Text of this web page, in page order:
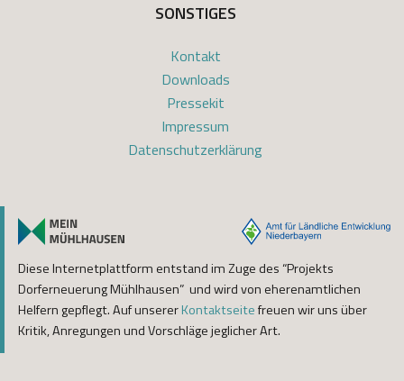
SONSTIGES
Kontakt
Downloads
Pressekit
Impressum
Datenschutzerklärung
Diese Internetplattform entstand im Zuge des “Projekts
Dorferneuerung Mühlhausen” und wird von eherenamtlichen
Helfern gepflegt. Auf unsererKontaktseitefreuen wir uns über
Kritik, Anregungen und Vorschläge jeglicher Art.